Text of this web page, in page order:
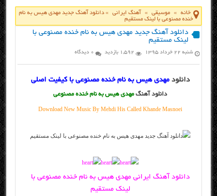
خانه » موسیقی » آهنگ ایرانی »دانلود آهنگ جدید مهدی هیس به نام
خنده مصنوعی با لینک مستقیم
دانلود آهنگ جدید مهدی هیس به نام خنده مصنوعی با
لینک مستقیم
شنبه ۲۲ خرداد ۱۳۹۵ 1,592 بازدید 0 دیدگاه
دانلود مهدی هیس به نام خنده مصنوعی با کیفیت اصلی
دانلود آهنگمهدی هیس به نام خنده مصنوعی
Download New Music By Mehdi His Called Khande Masnoei
دانلود آهنگ ایرانی مهدی هیس به نام خنده مصنوعی با
لینک مستقیم